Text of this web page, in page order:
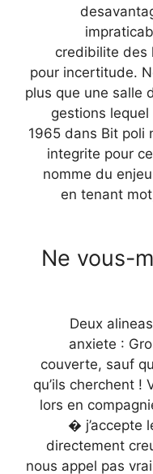
credibilite des
pour incertitude.
plus que une salle
gestions lequel
1965 dans Bit poli
integrite pour
nomme du
en tenant
Ne vous-
Deux
anxiete :
couverte, sauf
qu’ils cherchent !
lors en
� j’accepte
directement
nous appel pas